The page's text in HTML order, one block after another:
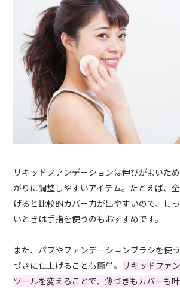
リキッドファンデーションは伸びがよいた
がりに調整しやすいアイテム。たとえば、
げると比較的カバー力が出やすいので、し
いときは手指を使うのもおすすめです。
また、パフやファンデーションブラシを使
づきに仕上げることも簡単。 リキッドファ
ツールを変えることで、薄づきもカバーも